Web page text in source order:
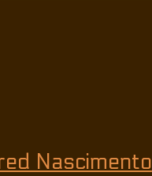
Nascimento